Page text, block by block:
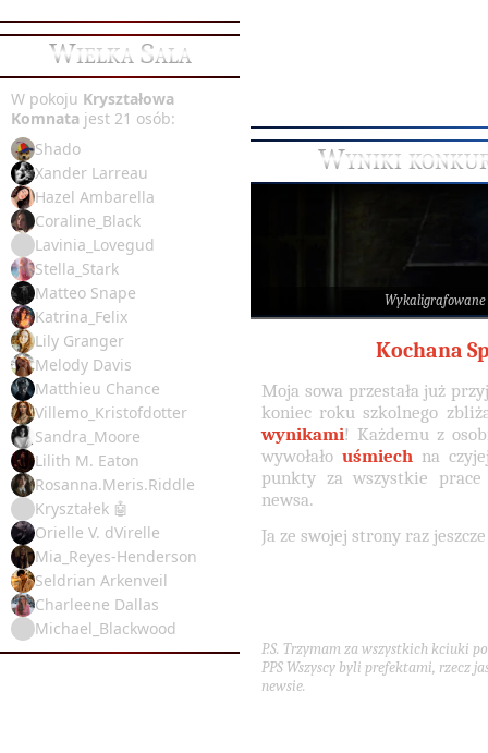
Wielka Sala
W pokoju Kryształowa
Komnata jest 21 osób:
Shado
Xander Larreau
Hazel Ambarella
Coraline_Black
Lavinia_Lovegud
Stella_Stark
Matteo Snape
Katrina_Felix
Lily Granger
Melody Davis
Matthieu Chance
Villemo_Kristofdotter
Sandra_Moore
Lilith M. Eaton
Rosanna.Meris.Riddle
Kryształek 🤖
Orielle V. dVirelle
Mia_Reyes-Henderson
Seldrian Arkenveil
Charleene Dallas
Michael_Blackwood
Wyniki
Kochana
Moja sowa przestała już
koniec roku szkolnego
wynikami! Każdemu z
wywołałouśmiech na
punkty za wszystkie
newsa.
Ja ze swojej strony raz
P.S. Trzymam za wszystkich kciuki
PPS Wszyscy byli prefektami, rzecz
newsie.